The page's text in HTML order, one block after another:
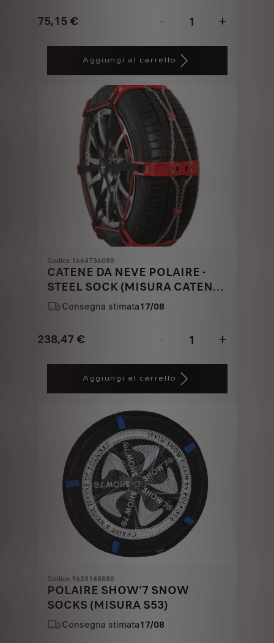
75,15 €
Price
- +
Quantity
Aggiungi al carrello
Codice 1664736080
CATENE DA NEVE POLAIRE -
STEEL SOCK (MISURA CATENA
0136-PSSA)
Consegna stimata17/08
238,47 €
Price
- +
Quantity
Aggiungi al carrello
Codice 1623148880
POLAIRE SHOW'7 SNOW
SOCKS (MISURA S53)
Consegna stimata17/08